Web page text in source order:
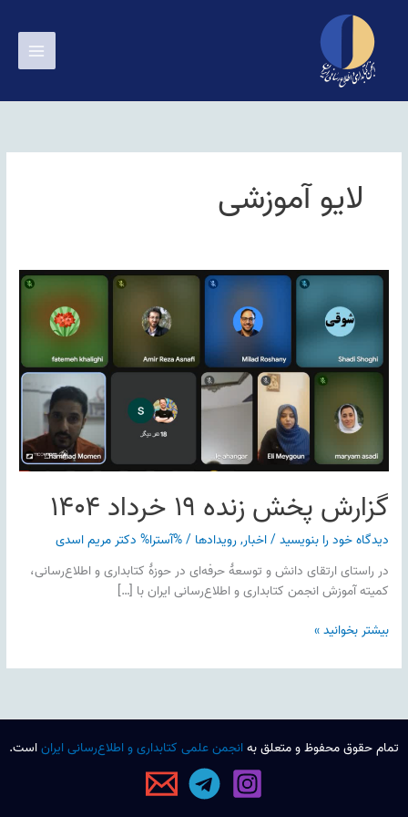
لایو آموزشی
گزارش پخش زنده ۱۹ خرداد ۱۴۰۴
دیدگاه‌ خود را بنویسید/اخبار,رویدادها / %آسترا% دکتر مریم اسدی
در راستای ارتقای دانش و توسعهٔ حرفه‌ای در حوزهٔ کتابداری و اطلاع‌رسانی،
کمیته آموزش انجمن کتابداری و اطلاع‌رسانی ایران با […]
گزارش
خرداد
۱۴۰۴
بیشتر بخوانید »
تمام حقوق محفوظ و متعلق بهانجمن علمی کتابداری و اطلاع‌رسانی ایراناست.